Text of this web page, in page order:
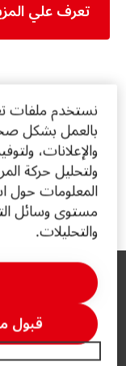
تعرف علي
نستخدم ملفات
بالعمل بشكل
والإعلانات،
ولتحليل حركة
المعلومات حول
مستوى وسائل
والتحليلات.
قبول